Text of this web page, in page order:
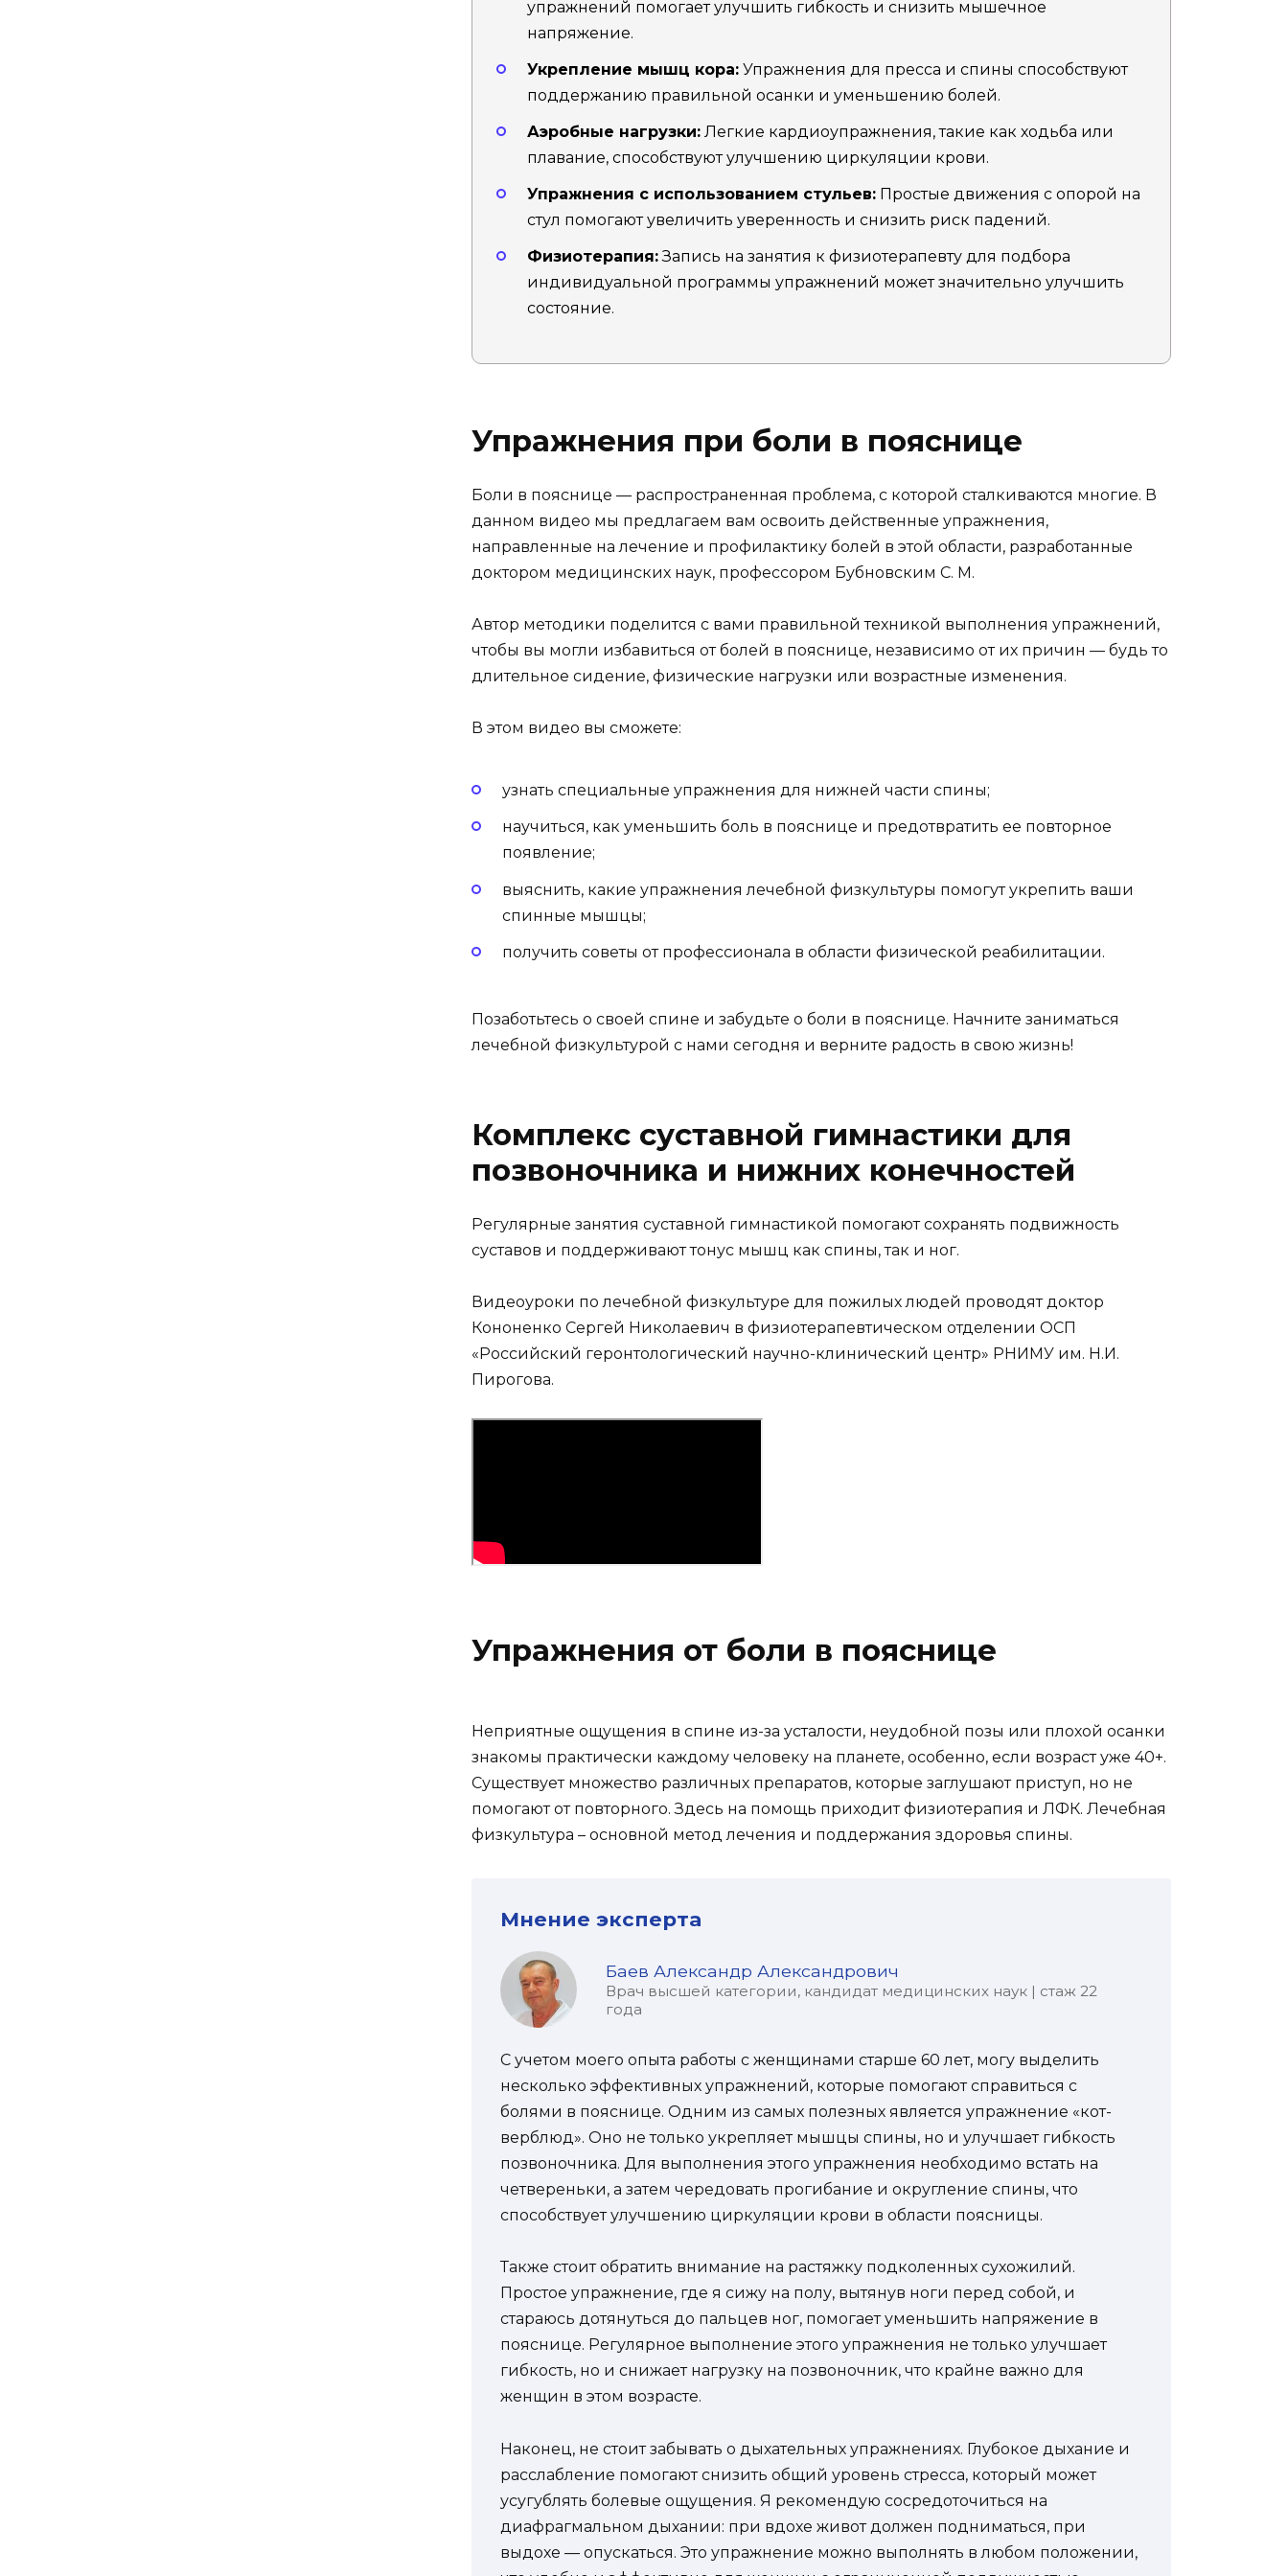
упражнений помогает улучшить гибкость и снизить мышечное
напряжение.
Укрепление мышц кора: Упражнения для пресса и спины способствуют
поддержанию правильной осанки и уменьшению болей.
Аэробные нагрузки: Легкие кардиоупражнения, такие как ходьба или
плавание, способствуют улучшению циркуляции крови.
Упражнения с использованием стульев: Простые движения с опорой на
стул помогают увеличить уверенность и снизить риск падений.
Физиотерапия:Запись на занятия к физиотерапевту для подбора
индивидуальной программы упражнений может значительно улучшить
состояние.
Упражнения при боли в пояснице
Боли в пояснице — распространенная проблема, с которой сталкиваются многие. В
данном видео мы предлагаем вам освоить действенные упражнения,
направленные на лечение и профилактику болей в этой области, разработанные
доктором медицинских наук, профессором Бубновским С. М.
Автор методики поделится с вами правильной техникой выполнения упражнений,
чтобы вы могли избавиться от болей в пояснице, независимо от их причин — будь то
длительное сидение, физические нагрузки или возрастные изменения.
В этом видео вы сможете:
узнать специальные упражнения для нижней части спины;
научиться, как уменьшить боль в пояснице и предотвратить ее повторное
появление;
выяснить, какие упражнения лечебной физкультуры помогут укрепить ваши
спинные мышцы;
получить советы от профессионала в области физической реабилитации.
Позаботьтесь о своей спине и забудьте о боли в пояснице. Начните заниматься
лечебной физкультурой с нами сегодня и верните радость в свою жизнь!
Комплекс суставной гимнастики для
позвоночника и нижних конечностей
Регулярные занятия суставной гимнастикой помогают сохранять подвижность
суставов и поддерживают тонус мышц как спины, так и ног.
Видеоуроки по лечебной физкультуре для пожилых людей проводят доктор
Кононенко Сергей Николаевич в физиотерапевтическом отделении ОСП
«Российский геронтологический научно-клинический центр» РНИМУ им. Н.И.
Пирогова.
Упражнения от боли в пояснице
Неприятные ощущения в спине из-за усталости, неудобной позы или плохой осанки
знакомы практически каждому человеку на планете, особенно, если возраст уже 40+.
Существует множество различных препаратов, которые заглушают приступ, но не
помогают от повторного. Здесь на помощь приходит физиотерапия и ЛФК. Лечебная
физкультура – основной метод лечения и поддержания здоровья спины.
Мнение эксперта
Баев Александр Александрович
Врач высшей категории, кандидат медицинских наук | стаж 22
года
С учетом моего опыта работы с женщинами старше 60 лет, могу выделить
несколько эффективных упражнений, которые помогают справиться с
болями в пояснице. Одним из самых полезных является упражнение «кот-
верблюд». Оно не только укрепляет мышцы спины, но и улучшает гибкость
позвоночника. Для выполнения этого упражнения необходимо встать на
четвереньки, а затем чередовать прогибание и округление спины, что
способствует улучшению циркуляции крови в области поясницы.
Также стоит обратить внимание на растяжку подколенных сухожилий.
Простое упражнение, где я сижу на полу, вытянув ноги перед собой, и
стараюсь дотянуться до пальцев ног, помогает уменьшить напряжение в
пояснице. Регулярное выполнение этого упражнения не только улучшает
гибкость, но и снижает нагрузку на позвоночник, что крайне важно для
женщин в этом возрасте.
Наконец, не стоит забывать о дыхательных упражнениях. Глубокое дыхание и
расслабление помогают снизить общий уровень стресса, который может
усугублять болевые ощущения. Я рекомендую сосредоточиться на
диафрагмальном дыхании: при вдохе живот должен подниматься, при
выдохе — опускаться. Это упражнение можно выполнять в любом положении,